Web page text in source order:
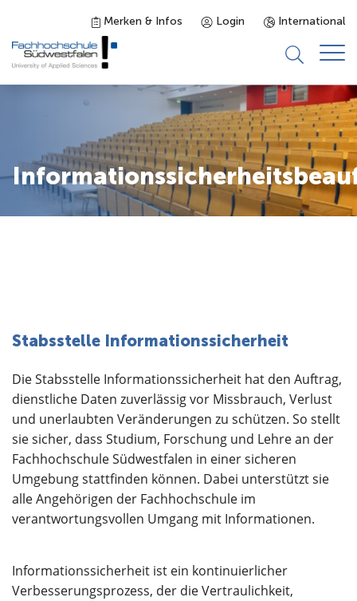
Merken & Infos Login International
Studieninteressierte
Studienangebot
Studierende
Stabsstelle Informationssicherheit
Die Stabsstelle Informationssicherheit hat den Auftrag,
dienstliche Daten zuverlässig vor Missbrauch, Verlust
und unerlaubten Veränderungen zu schützen. So stellt
sie sicher, dass Studium, Forschung und Lehre an der
Fachhochschule Südwestfalen in einer sicheren
Umgebung stattfinden können. Dabei unterstützt sie
alle Angehörigen der Fachhochschule im
verantwortungsvollen Umgang mit Informationen.
Informationssicherheit ist ein kontinuierlicher
Verbesserungsprozess, der die Vertraulichkeit,